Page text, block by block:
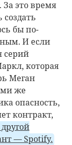
За это время
бы по-
И если
серий
которая
Меган
же
опасность,
контракт,
— Spotify.